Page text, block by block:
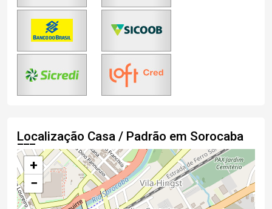
Localização Casa / Padrão em Sorocaba
+
−